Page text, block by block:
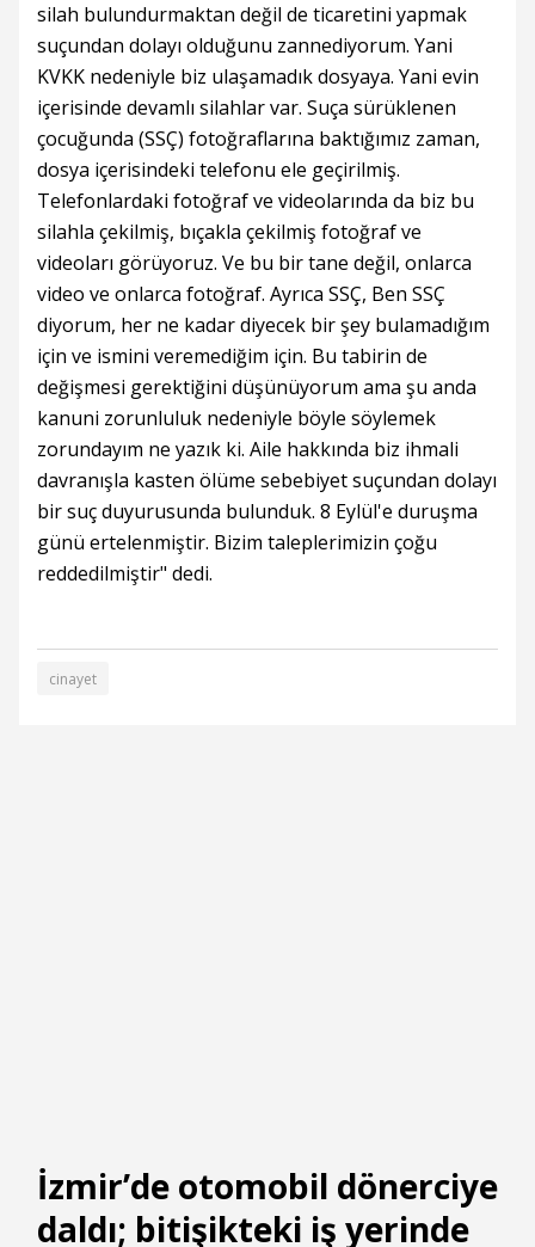
silah bulundurmaktan değil de ticaretini yapmak
suçundan dolayı olduğunu zannediyorum. Yani
KVKK nedeniyle biz ulaşamadık dosyaya. Yani evin
içerisinde devamlı silahlar var. Suça sürüklenen
çocuğunda (SSÇ) fotoğraflarına baktığımız zaman,
dosya içerisindeki telefonu ele geçirilmiş.
Telefonlardaki fotoğraf ve videolarında da biz bu
silahla çekilmiş, bıçakla çekilmiş fotoğraf ve
videoları görüyoruz. Ve bu bir tane değil, onlarca
video ve onlarca fotoğraf. Ayrıca SSÇ, Ben SSÇ
diyorum, her ne kadar diyecek bir şey bulamadığım
için ve ismini veremediğim için. Bu tabirin de
değişmesi gerektiğini düşünüyorum ama şu anda
kanuni zorunluluk nedeniyle böyle söylemek
zorundayım ne yazık ki. Aile hakkında biz ihmali
davranışla kasten ölüme sebebiyet suçundan dolayı
bir suç duyurusunda bulunduk. 8 Eylül'e duruşma
günü ertelenmiştir. Bizim taleplerimizin çoğu
reddedilmiştir" dedi.
cinayet
İzmir’de otomobil dönerciye
daldı; bitişikteki iş yerinde